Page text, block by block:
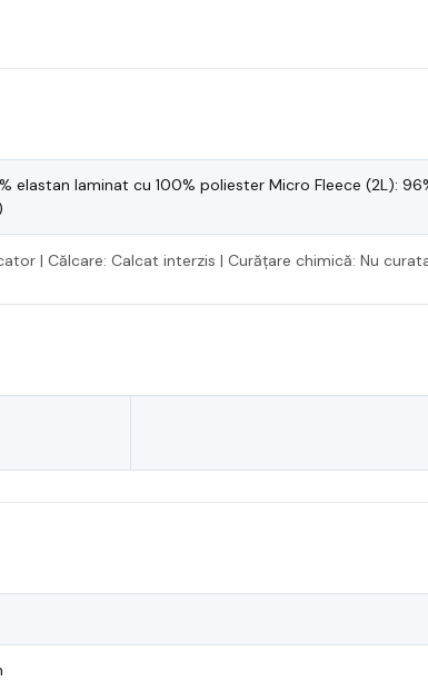
elastan laminat cu 100% poliester Micro Fleece (2L):
| Călcare: Calcat interzis | Curățare chimică: Nu